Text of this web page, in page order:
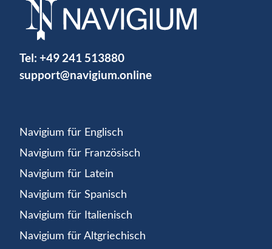
Tel: +49 241 513880
support@navigium.online
Navigium für Englisch
Navigium für Französisch
Navigium für Latein
Navigium für Spanisch
Navigium für Italienisch
Navigium für Altgriechisch